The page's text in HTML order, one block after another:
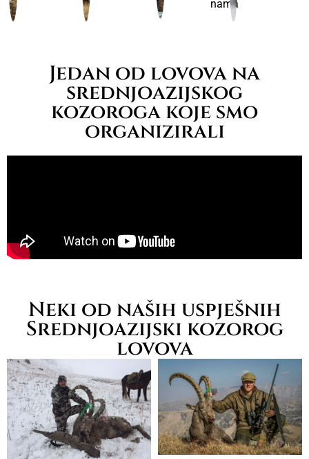
nama
Jedan od lovova na
srednjoazijskog
kozoroga koje smo
organizirali
Neki od naših uspješnih
Srednjoazijski kozorog
lovova